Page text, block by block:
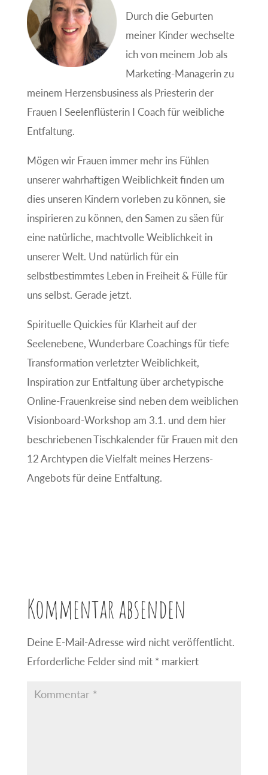
Durch die Geburten
meiner Kinder wechselte
ich von meinem Job als
Marketing-Managerin zu
meinem Herzensbusiness als Priesterin der
Frauen I Seelenflüsterin I Coach für weibliche
Entfaltung.
Mögen wir Frauen immer mehr ins Fühlen
unserer wahrhaftigen Weiblichkeit finden um
dies unseren Kindern vorleben zu können, sie
inspirieren zu können, den Samen zu säen für
eine natürliche, machtvolle Weiblichkeit in
unserer Welt. Und natürlich für ein
selbstbestimmtes Leben in Freiheit & Fülle für
uns selbst. Gerade jetzt.
Spirituelle Quickies für Klarheit auf der
Seelenebene, Wunderbare Coachings für tiefe
Transformation verletzter Weiblichkeit,
Inspiration zur Entfaltung über archetypische
Online-Frauenkreise sind neben dem weiblichen
Visionboard-Workshop am 3.1. und dem hier
beschriebenen Tischkalender für Frauen mit den
12 Archtypen die Vielfalt meines Herzens-
Angebots für deine Entfaltung.
Kommentar absenden
Deine E-Mail-Adresse wird nicht veröffentlicht.
Erforderliche Felder sind mit * markiert